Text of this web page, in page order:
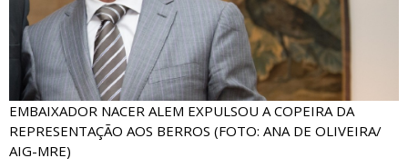
EMBAIXADOR NACER ALEM EXPULSOU A COPEIRA DA
REPRESENTAÇÃO AOS BERROS (FOTO: ANA DE OLIVEIRA/
AIG-MRE)